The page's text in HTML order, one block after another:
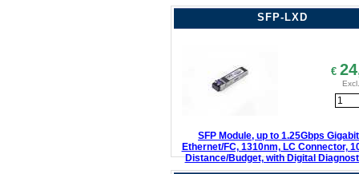
SFP-LXD
€
SFP Module, up to 1.25Gbps Gigabit
Ethernet/FC, 1310nm, LC Connector,
Distance/Budget, with Digital